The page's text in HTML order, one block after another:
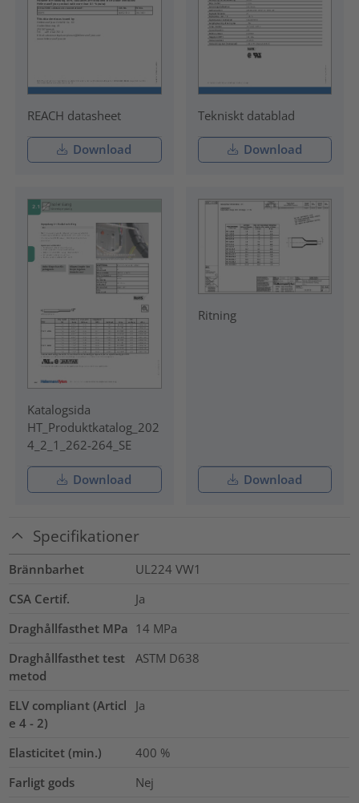
REACH datasheet
Download
Tekniskt datablad
Download
Katalogsida
HT_Produktkatalog_202
4_2_1_262-264_SE
Download
Ritning
Download
Specifikationer
Brännbarhet
UL224 VW1
CSA Certif.
Ja
Draghållfasthet MPa 14 MPa
Draghållfasthet test
metod
ASTM D638
ELV compliant (Articl
e 4 - 2)
Ja
Elasticitet (min.) 400 %
Farligt gods
Nej